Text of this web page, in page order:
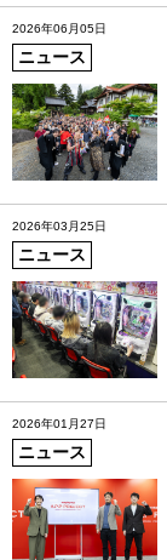
2026年06月05日
ニュース
2026年03月25日
ニュース
2026年01月27日
ニュース